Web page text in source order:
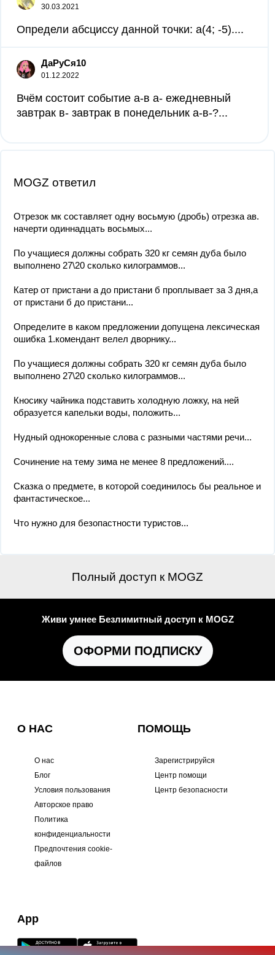
30.03.2021
Определи абсциссу данной точки: a(4; -5)....
ДаРуСя10
01.12.2022
Вчём состоит событие а-в а- ежедневный
завтрак в- завтрак в понедельник а-в-?...
MOGZ ответил
Отрезок мк составляет одну восьмую (дробь) отрезка ав.
начерти одиннадцать восьмых...
По учащиеся должны собрать 320 кг семян дуба было
выполнено 27\20 сколько килограммов...
Катер от пристани а до пристани б проплывает за 3 дня,а
от пристани б до пристани...
Определите в каком предложении допущена лексическая
ошибка 1.комендант велел дворнику...
По учащиеся должны собрать 320 кг семян дуба было
выполнено 27\20 сколько килограммов...
Кносику чайника подставить холодную ложку, на ней
образуется капельки воды, положить...
Нудный однокоренные слова с разными частями речи...
Сочинение на тему зима не менее 8 предложений....
Сказка о предмете, в которой соединилось бы реальное и
фантастическое...
Что нужно для безопастности туристов...
Полный доступ к MOGZ
Живи умнее Безлимитный доступ к MOGZ
ОФОРМИ ПОДПИСКУ
О НАС
О нас
Блог
Условия пользования
Авторское право
Политика
конфиденциальности
Предпочтения cookie-
файлов
ПОМОЩЬ
Зарегистрируйся
Центр помощи
Центр безопасности
App